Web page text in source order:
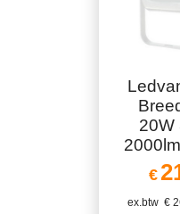
20W
€
ex.btw €